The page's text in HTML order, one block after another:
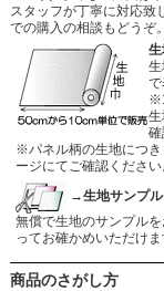
スタッフが丁寧に対応致
での購入の相談もどうぞ。
で
確
※パネル柄の生地につき
ージにてご確認ください
→生地サンプ
無償で生地のサンプル
ってお確かめいただけ
商品のさがし方